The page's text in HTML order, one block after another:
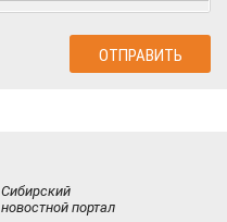
Сибирский
новостной портал